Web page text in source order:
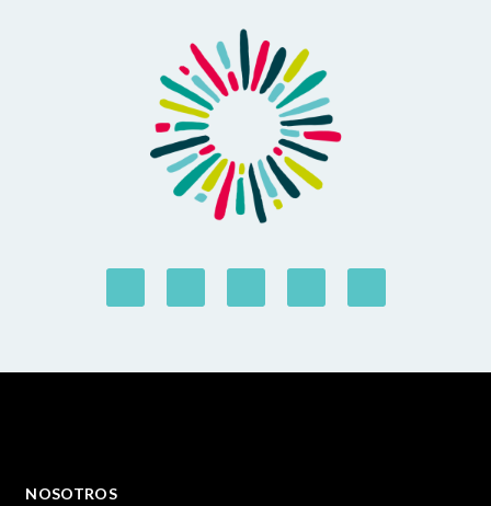
NOSOTROS